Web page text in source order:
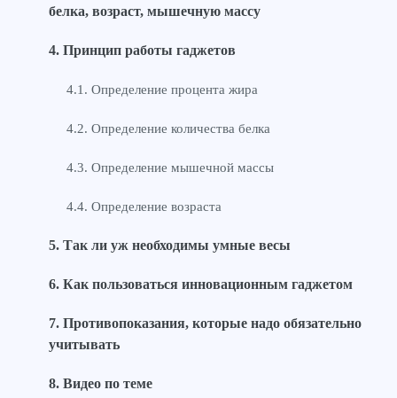
белка, возраст, мышечную массу
Принцип работы гаджетов
Определение процента жира
Определение количества белка
Определение мышечной массы
Определение возраста
Так ли уж необходимы умные весы
Как пользоваться инновационным гаджетом
Противопоказания, которые надо обязательно
учитывать
Видео по теме